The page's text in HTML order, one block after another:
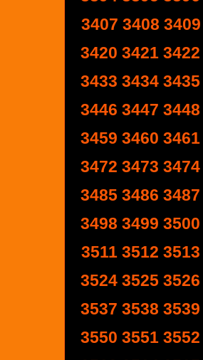
3407 3408 3409
3420 3421 3422
3433 3434 3435
3446 3447 3448
3459 3460 3461
3472 3473 3474
3485 3486 3487
3498 3499 3500
3511 3512 3513
3524 3525 3526
3537 3538 3539
3550 3551 3552